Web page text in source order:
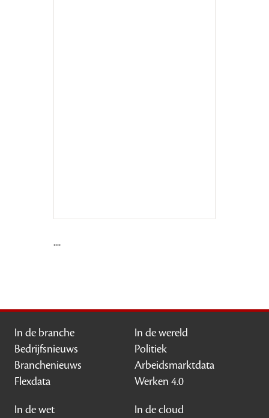
....
In de branche
Bedrijfsnieuws
Branchenieuws
Flexdata
In de wereld
Politiek
Arbeidsmarktdata
Werken 4.0
In de wet
In de cloud